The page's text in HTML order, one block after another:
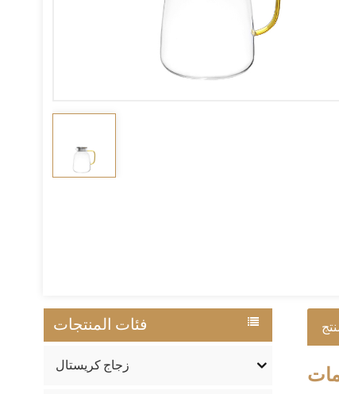
فئات المنتجات
زجاج كريستال